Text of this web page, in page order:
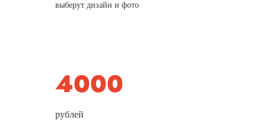
выберут дизайн и фото
рублей